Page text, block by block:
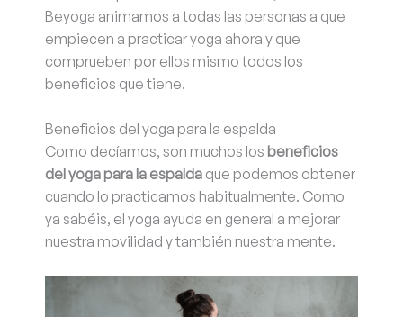
Beyoga animamos a todas las personas a que
empiecen a practicar yoga ahora y que
comprueben por ellos mismo todos los
beneficios que tiene.
Beneficios del yoga para la espalda
Como decíamos, son muchos los beneficios
del yoga para la espalda que podemos obtener
cuando lo practicamos habitualmente. Como
ya sabéis, el yoga ayuda en general a mejorar
nuestra movilidad y también nuestra mente.